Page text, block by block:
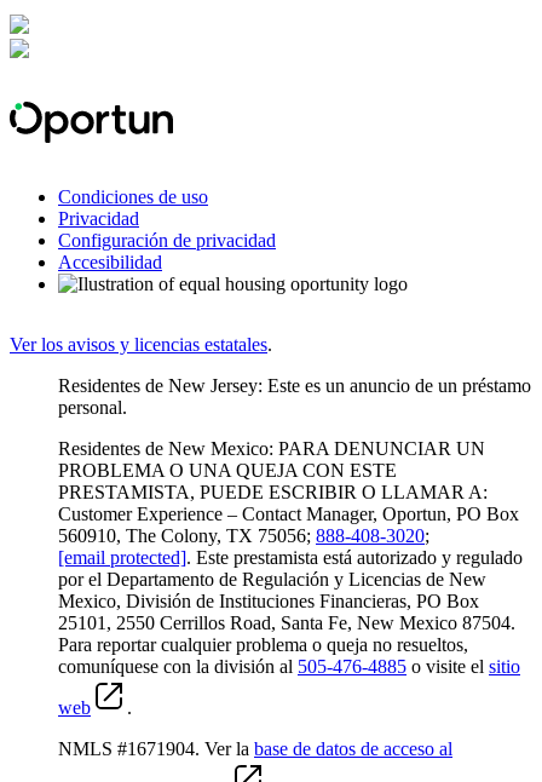
Condiciones de uso
Privacidad
Configuración de privacidad
Accesibilidad
Ver los avisos y licencias estatales.
Residentes de New Jersey: Este es un anuncio de un préstamo
personal.
Residentes de New Mexico: PARA DENUNCIAR UN
PROBLEMA O UNA QUEJA CON ESTE
PRESTAMISTA, PUEDE ESCRIBIR O LLAMAR A:
Customer Experience – Contact Manager, Oportun, PO Box
560910, The Colony, TX 75056; 888-408-3020;
[email protected]. Este prestamista está autorizado y regulado
por el Departamento de Regulación y Licencias de New
Mexico, División de Instituciones Financieras, PO Box
25101, 2550 Cerrillos Road, Santa Fe, New Mexico 87504.
Para reportar cualquier problema o queja no resueltos,
comuníquese con la división al 505-476-4885 o visite el sitio
web
.
NMLS #1671904. Ver la base de datos de acceso al